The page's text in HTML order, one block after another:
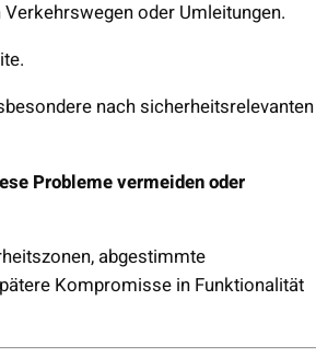
oder Umleitungen.
nach sicherheitsrelevanten
Probleme vermeiden oder
abgestimmte
Kompromisse in Funktionalität